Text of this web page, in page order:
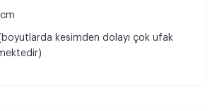
(boyutlarda kesimden dolayı çok ufak